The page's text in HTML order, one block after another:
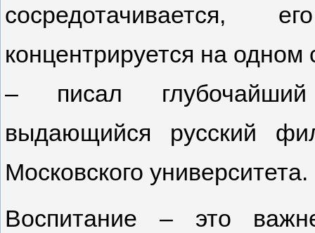
концентрируется на
– писал глубочайший
выдающийся русский
Московского университета.
Воспитание – это